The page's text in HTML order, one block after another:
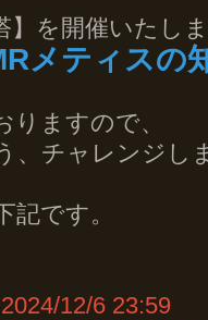
】を開催いたし
メティスの
りますので、
、チャレンジし
記です。
12/6 23:59